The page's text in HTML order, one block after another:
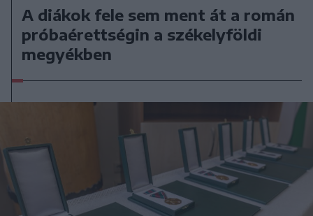
A diákok fele sem ment át a román
próbaérettségin a székelyföldi
megyékben